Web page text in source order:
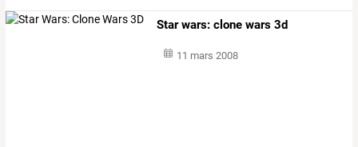
Star wars: clone wars 3d
11 mars 2008